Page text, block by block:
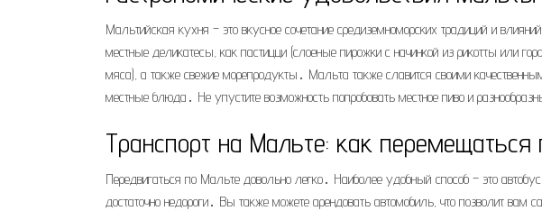
Мальтийская кухня – это вкусное сочетание средиземноморских традиций и
местные деликатесы, как пастицци (слоеные пирожки с начинкой из рикотты или
мяса), а также свежие морепродукты․ Мальта также славится своими
местные блюда․ Не упустите возможность попробовать местное пиво и
Транспорт на Мальте: как перемещаться
Передвигаться по Мальте довольно легко․ Наиболее удобный способ – это
достаточно недороги․ Вы также можете арендовать автомобиль, что позволит вам